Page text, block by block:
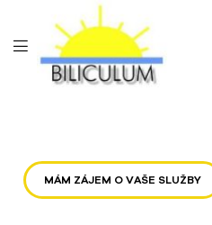
MÁM ZÁJEM O VAŠE SLUŽBY